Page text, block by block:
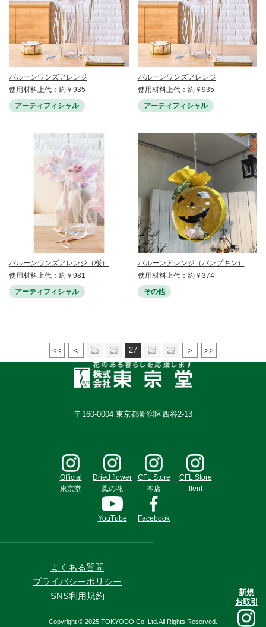
バルーンワンズアレンジ
使用材料上代：約￥935
アーティフィシャル
バルーンワンズアレンジ
使用材料上代：約￥935
アーティフィシャル
バルーンワンズアレンジ（桜）
使用材料上代：約￥981
アーティフィシャル
バルーンアレンジ（パンプキン）
使用材料上代：約￥374
その他
25 26 27 28 29
新規
お取引
〒160-0004 東京都新宿区四谷2-13
Copyright © 2025 TOKYODO Co,.Ltd.All Rights Reserved.
Official
東京堂
Dried flower
風の花
CFL Store
本店
CFL Store
flent
YouTube Facebook
よくある質問
プライバシーポリシー
SNS利用規約